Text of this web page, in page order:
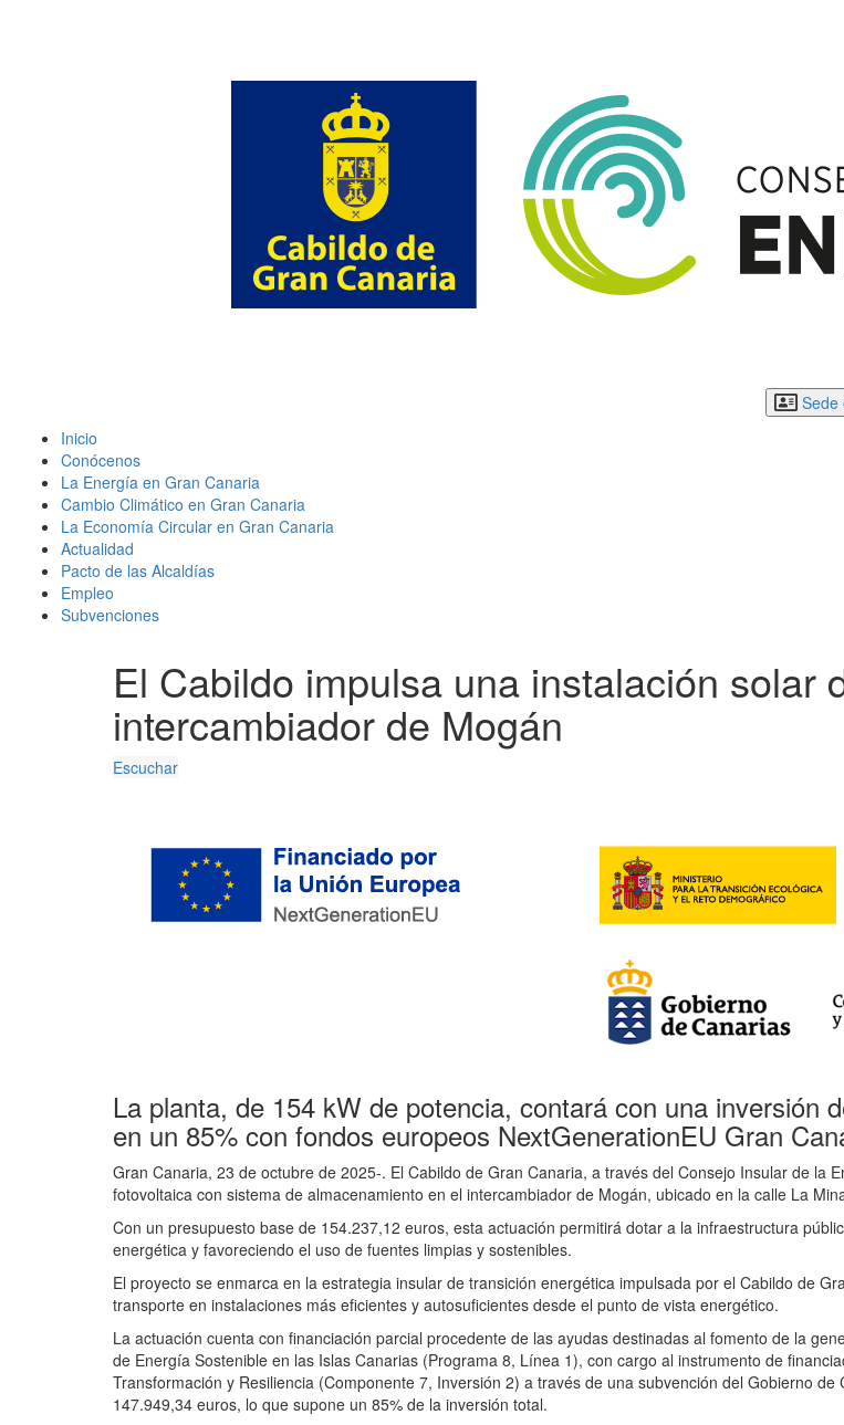
Sede
Inicio
Conócenos
La Energía en Gran Canaria
Cambio Climático en Gran Canaria
La Economía Circular en Gran Canaria
Actualidad
Pacto de las Alcaldías
Empleo
Subvenciones
El Cabildo impulsa una instalación solar
intercambiador de Mogán
Escuchar
La planta, de 154 kW de potencia, contará con una inversión
en un 85% con fondos europeos NextGenerationEU Gran
Gran Canaria, 23 de octubre de 2025-. El Cabildo de Gran Canaria, a través del Consejo Insular de la
fotovoltaica con sistema de almacenamiento en el intercambiador de Mogán, ubicado en la calle La
Con un presupuesto base de 154.237,12 euros, esta actuación permitirá dotar a la infraestructura
energética y favoreciendo el uso de fuentes limpias y sostenibles.
El proyecto se enmarca en la estrategia insular de transición energética impulsada por el Cabildo de
transporte en instalaciones más eficientes y autosuficientes desde el punto de vista energético.
La actuación cuenta con financiación parcial procedente de las ayudas destinadas al fomento de la
de Energía Sostenible en las Islas Canarias (Programa 8, Línea 1), con cargo al instrumento de
Transformación y Resiliencia (Componente 7, Inversión 2) a través de una subvención del Gobierno
147.949,34 euros, lo que supone un 85% de la inversión total.